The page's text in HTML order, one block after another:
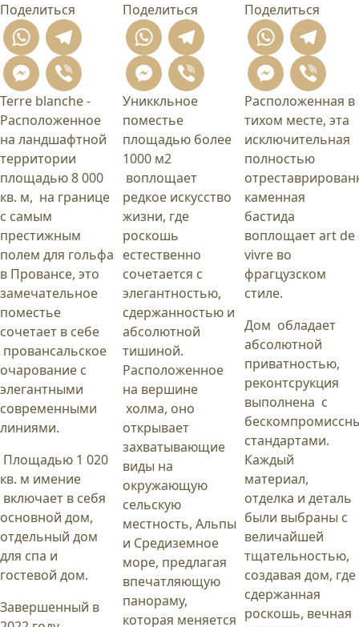
Поделиться
WhatsApp
Telegram
Messenger
Viber
Terre blanche -
Расположенное
на ландшафтной
территории
площадью 8 000
кв. м, на границе
с самым
престижным
полем для гольфа
в Провансе, это
замечательное
поместье
сочетает в себе
провансальское
очарование с
элегантными
современными
линиями.
Площадью 1 020
кв. м имение
включает в себя
основной дом,
отдельный дом
для спа и
гостевой дом.
Завершенный в
Поделиться
WhatsApp
Telegram
Messenger
Viber
Униккльное
поместье
площадью более
1000 м2
воплощает
редкое искусство
жизни, где
роскошь
естественно
сочетается с
элегантностью,
сдержанностью и
абсолютной
тишиной.
Расположенное
на вершине
холма, оно
открывает
захватывающие
виды на
окружающую
сельскую
местность, Альпы
и Средиземное
море, предлагая
впечатляющую
панораму,
которая меняется
Поделиться
Расположенная в
тихом месте, эта
исключительная
полностью
каменная
бастида
воплощает art de
vivre во
фрагцузском
стиле.
Дом обладает
абсолютной
приватностью,
реконтсрукция
выполнена с
стандартами.
Каждый
материал,
отделка и деталь
были выбраны с
величайшей
тщательностью,
создавая дом, где
сдержанная
роскошь, вечная